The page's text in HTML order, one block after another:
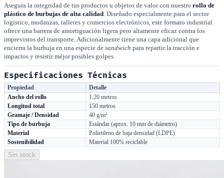
Asegura la integridad de tus productos u objetos de valor con nuestro rollo de
plástico de burbujas de alta calidad . Diseñado especialmente para el sector
logístico, mudanzas, talleres y comercios electrónicos, este formato industrial
ofrece una barrera de amortiguación ligera pero altamente eficaz contra los
imprevistos del transporte. Adicionalmente tiene una capa adicional que
encierra la burbuja en una especie de sandwich para repartir la tracción e
impactos y resistir méjor posibles golpes.
Especificaciones Técnicas
Propiedad
Detalle
Ancho del rollo
1.20 metros
Longitud total
150 metros
Gramaje / Densidad
40 g/m²
Tipo de burbuja
Estándar (aprox. 10 mm de diámetro)
Material
Polietileno de baja densidad (LDPE)
Sostenibilidad
Material 100% reciclable
Sin stock